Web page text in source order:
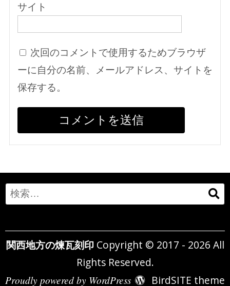
サイト
次回のコメントで使用するためブラウザ
ーに自分の名前、メールアドレス、サイトを
保存する。
Search
for:
関西地方の煉瓦刻印 Copyright © 2017 - 2026 All
Rights Reserved.
Proudly powered by WordPress BirdSITE theme